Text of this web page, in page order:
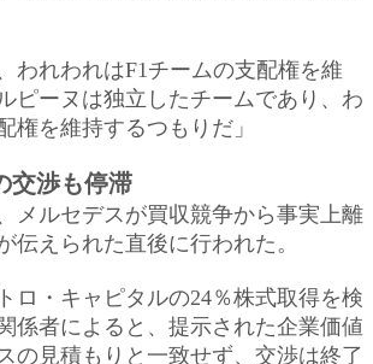
われわれはF1チームの支配権を維
ピーヌは独立したチームであり、わ
権を維持するつもりだ」
交渉も停滞
メルセデスが買収競争から事実上離
伝えられた直後に行われた。
ロ・キャピタルの24％株式取得を検
係者によると、提示された企業価値
の見積もりと一致せず、交渉は終了